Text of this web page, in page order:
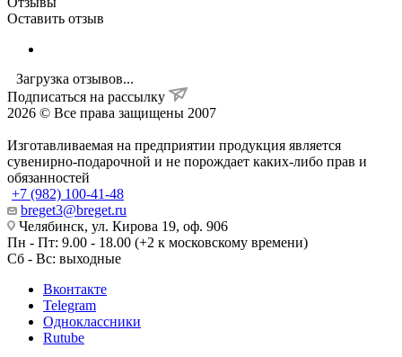
Оставить отзыв
Загрузка отзывов...
Подписаться на рассылку
2026 © Все права защищены 2007
Изготавливаемая на предприятии продукция является
сувенирно-подарочной и не порождает каких-либо прав и
обязанностей
+7 (982) 100-41-48
breget3@breget.ru
Челябинск, ул. Кирова 19, оф. 906
Пн - Пт: 9.00 - 18.00 (+2 к московскому времени)
Сб - Вс: выходные
Вконтакте
Telegram
Одноклассники
Rutube